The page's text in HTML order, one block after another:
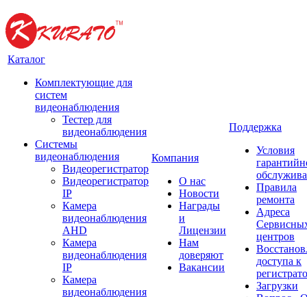
Каталог
Комплектующие для
систем
видеонаблюдения
Тестер для
видеонаблюдения
Системы
видеонаблюдения
Видеорегистратор
Видеорегистратор
IP
Камера
видеонаблюдения
AHD
Камера
видеонаблюдения
IP
Камера
видеонаблюдения
Компания
О нас
Новости
Награды
и
Лицензии
Нам
доверяют
Вакансии
Поддержка
Условия
Правила
ремонта
Адреса
центров
доступа к
Загрузки